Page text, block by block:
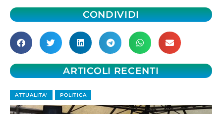
CONDIVIDI
ARTICOLI RECENTI
ATTUALITA' POLITICA